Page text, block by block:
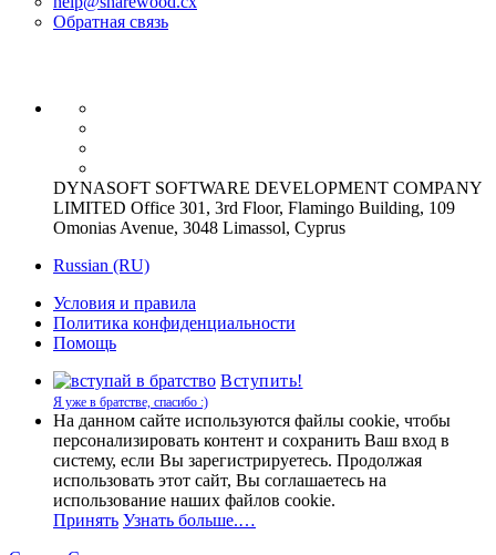
Обратная связь
DYNASOFT SOFTWARE DEVELOPMENT COMPANY
LIMITED Office 301, 3rd Floor, Flamingo Building, 109
Omonias Avenue, 3048 Limassol, Cyprus
Russian (RU)
Условия и правила
Политика конфиденциальности
Помощь
Вступить!
Я уже в братстве, спасибо :)
На данном сайте используются файлы cookie, чтобы
персонализировать контент и сохранить Ваш вход в
систему, если Вы зарегистрируетесь. Продолжая
использовать этот сайт, Вы соглашаетесь на
использование наших файлов cookie.
Принять Узнать больше.…